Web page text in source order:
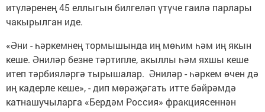
итүләренең 45 еллыгын билгеләп үтүче гаилә парлары
чакырылган иде.
«Әни - һәркемнең тормышында иң мөһим һәм иң якын
кеше. Әниләр безне тәртипле, акыллы һәм яхшы кеше
итеп тәрбияләргә тырышалар. Әниләр - һәркем өчен дә
иң кадерле кеше», - дип мөрәҗәгать итте бәйрәмдә
катнашучыларга «Бердәм Россия» фракциясеннән